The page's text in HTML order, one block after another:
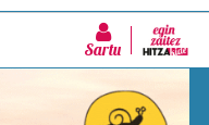
Sartu